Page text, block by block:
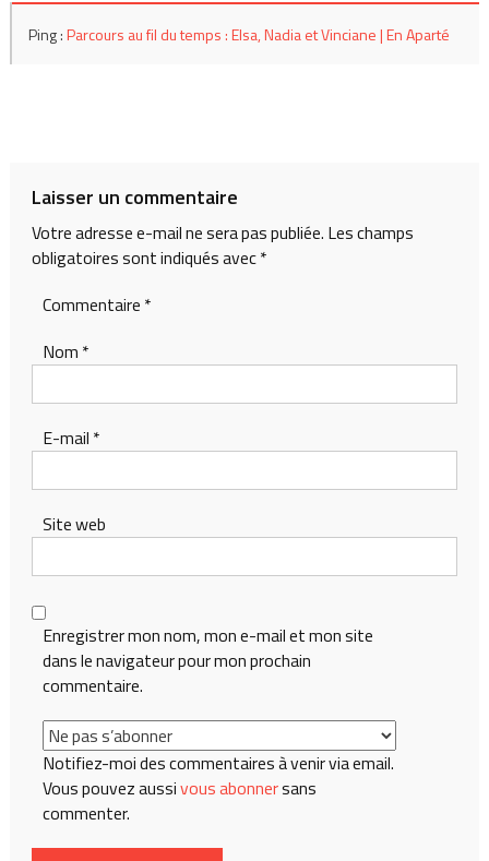
Ping :Parcours au fil du temps : Elsa, Nadia et Vinciane | En Aparté
Laisser un commentaire
Votre adresse e-mail ne sera pas publiée. Les champs
obligatoires sont indiqués avec*
Commentaire *
Nom *
E-mail *
Site web
Enregistrer mon nom, mon e-mail et mon site
dans le navigateur pour mon prochain
commentaire.
Notifiez-moi des commentaires à venir via email.
Vous pouvez aussivous abonnersans
commenter.